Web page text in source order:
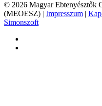
© 2026 Magyar Ebtenyésztők
(MEOESZ) | Impresszum |
Simonszoft